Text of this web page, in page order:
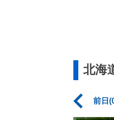
北海
前日